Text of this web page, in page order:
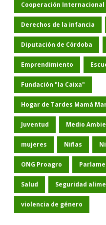
Cooperación Internacional
Derechos de la infancia
Diputación de Córdoba
Emprendimiento
Fundación "la Caixa"
Hogar de Tardes Mamá
Juventud Medio
mujeres Niñas
ONG Proagro
Salud Seguridad
violencia de género